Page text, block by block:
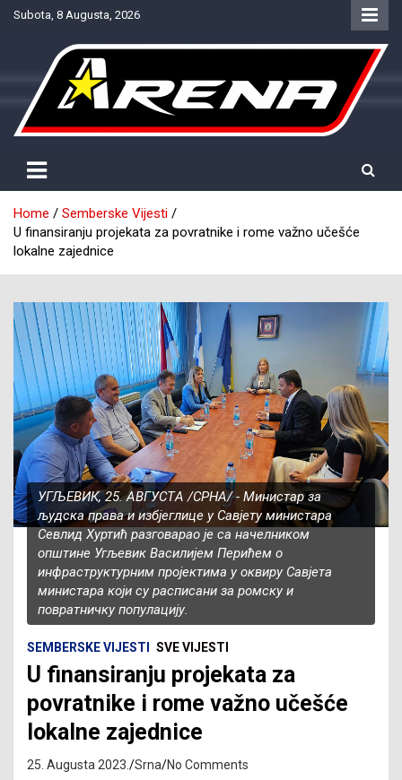
SkipSubota, 8 Augusta, 2026
NTV Arena
Home
Semberske Vijesti
U finansiranju projekata za povratnike i rome važno učešće
lokalne zajednice
УГЉЕВИК, 25. АВГУСTА /СРНА/ - Министар за
људска права и избјеглице у Савјету министара
Севлид Хуртић разговарао је са начелником
општине Угљевик Василијем Перићем о
инфраструктурним пројектима у оквиру Савјета
министара који су расписани за ромску и
повратничку популацију.
SEMBERSKE VIJESTI SVE VIJESTI
U finansiranju projekata za
povratnike i rome važno učešće
lokalne zajednice
25. Augusta 2023. Srna No Comments